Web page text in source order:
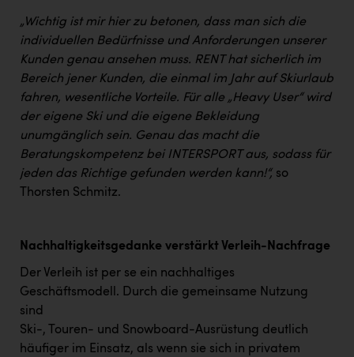
„Wichtig ist mir hier zu betonen, dass man sich die
individuellen Bedürfnisse und Anforderungen unserer
Kunden genau ansehen muss. RENT hat sicherlich im
Bereich jener Kunden, die einmal im Jahr auf Skiurlaub
fahren, wesentliche Vorteile. Für alle „Heavy User“ wird
der eigene Ski und die eigene Bekleidung
unumgänglich sein. Genau das macht die
Beratungskompetenz bei INTERSPORT aus, sodass für
jeden das Richtige gefunden werden kann!“, so
Thorsten Schmitz.
Nachhaltigkeitsgedanke verstärkt Verleih-Nachfrage
Der Verleih ist per se ein nachhaltiges
Geschäftsmodell. Durch die gemeinsame Nutzung
sind
Ski-, Touren- und Snowboard-Ausrüstung deutlich
häufiger im Einsatz, als wenn sie sich in privatem